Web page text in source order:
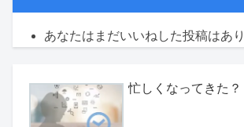
あなたはまだいいねした投稿はあ
忙しくなってきた？